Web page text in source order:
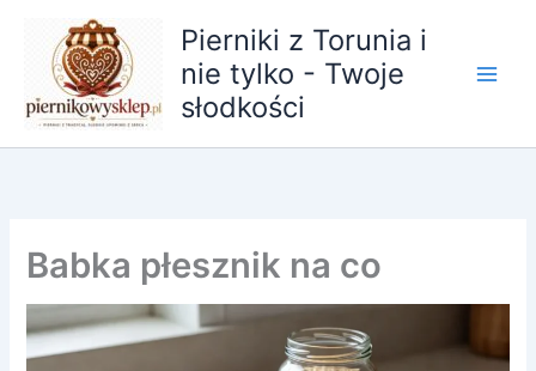
Pierniki z Torunia i
nie tylko - Twoje
słodkości
Babka płesznik na co